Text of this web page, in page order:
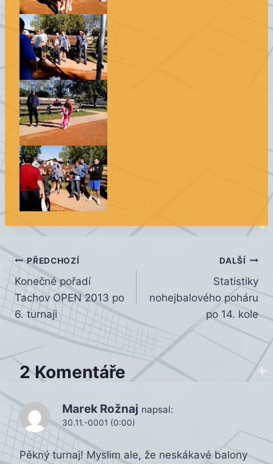
Navigace
pro
příspěvek
PŘEDCHOZÍ
Konečné pořadí
Tachov OPEN 2013 po
6. turnaji
DALŠÍ
Statistiky
nohejbalového poháru
po 14. kole
2 Komentáře
Marek Rožnaj napsal:
30.11.-0001 (0:00)
Pěkný turnaj! Myslim ale, že neskákavé balony